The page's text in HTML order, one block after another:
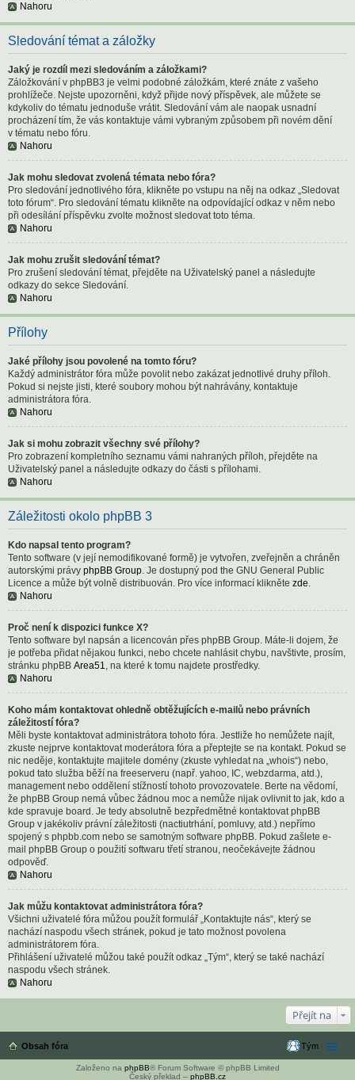
Nahoru
Sledování témat a záložky
Jaký je rozdíl mezi sledováním a záložkami?
Záložkování v phpBB3 je velmi podobné záložkám, které znáte z vašeho
prohlížeče. Nejste upozorněni, když přijde nový příspěvek, ale můžete se
kdykoliv do tématu jednoduše vrátit. Sledování vám ale naopak usnadní
procházení tím, že vás kontaktuje vámi vybraným způsobem při novém dění
v tématu nebo fóru.
Nahoru
Jak mohu sledovat zvolená témata nebo fóra?
Pro sledování jednotlivého fóra, klikněte po vstupu na něj na odkaz „Sledovat
toto fórum“. Pro sledování tématu klikněte na odpovídající odkaz v něm nebo
při odesílání příspěvku zvolte možnost sledovat toto téma.
Nahoru
Jak mohu zrušit sledování témat?
Pro zrušení sledování témat, přejděte na Uživatelský panel a následujte
odkazy do sekce Sledování.
Nahoru
Přílohy
Jaké přílohy jsou povolené na tomto fóru?
Každý administrátor fóra může povolit nebo zakázat jednotlivé druhy příloh.
Pokud si nejste jisti, které soubory mohou být nahrávány, kontaktuje
administrátora fóra.
Nahoru
Jak si mohu zobrazit všechny své přílohy?
Pro zobrazení kompletního seznamu vámi nahraných příloh, přejděte na
Uživatelský panel a následujte odkazy do části s přílohami.
Nahoru
Záležitosti okolo phpBB 3
Kdo napsal tento program?
Tento software (v její nemodifikované formě) je vytvořen, zveřejněn a chráněn
autorskými právy phpBB Group. Je dostupný pod the GNU General Public
Licence a může být volně distribuován. Pro více informací klikněte zde.
Nahoru
Proč není k dispozici funkce X?
Tento software byl napsán a licencován přes phpBB Group. Máte-li dojem, že
je potřeba přidat nějakou funkci, nebo chcete nahlásit chybu, navštivte, prosím,
stránku phpBB Area51, na které k tomu najdete prostředky.
Nahoru
Koho mám kontaktovat ohledně obtěžujících e-mailů nebo právních
záležitostí fóra?
Měli byste kontaktovat administrátora tohoto fóra. Jestliže ho nemůžete najít,
zkuste nejprve kontaktovat moderátora fóra a přeptejte se na kontakt. Pokud se
nic neděje, kontaktujte majitele domény (zkuste vyhledat na „whois“) nebo,
pokud tato služba běží na freeserveru (např. yahoo, IC, webzdarma, atd.),
management nebo oddělení stížností tohoto provozovatele. Berte na vědomí,
že phpBB Group nemá vůbec žádnou moc a nemůže nijak ovlivnit to jak, kdo a
kde spravuje board. Je tedy absolutně bezpředmětné kontaktovat phpBB
Group v jakékoliv právní záležitosti (nactiutrhání, pomluvy, atd.) nepřímo
spojený s phpbb.com nebo se samotným software phpBB. Pokud zašlete e-
mail phpBB Group o použití softwaru třetí stranou, neočekávejte žádnou
odpověď.
Nahoru
Jak můžu kontaktovat administrátora fóra?
Všichni uživatelé fóra můžou použít formulář „Kontaktujte nás“, který se
nachází naspodu všech stránek, pokud je tato možnost povolena
administrátorem fóra.
Přihlášení uživatelé můžou také použít odkaz „Tým“, který se také nachází
naspodu všech stránek.
Nahoru
Přejít na
Obsah fóra Tým
Založeno na phpBB® Forum Software © phpBB Limited
Český překlad – phpBB.cz